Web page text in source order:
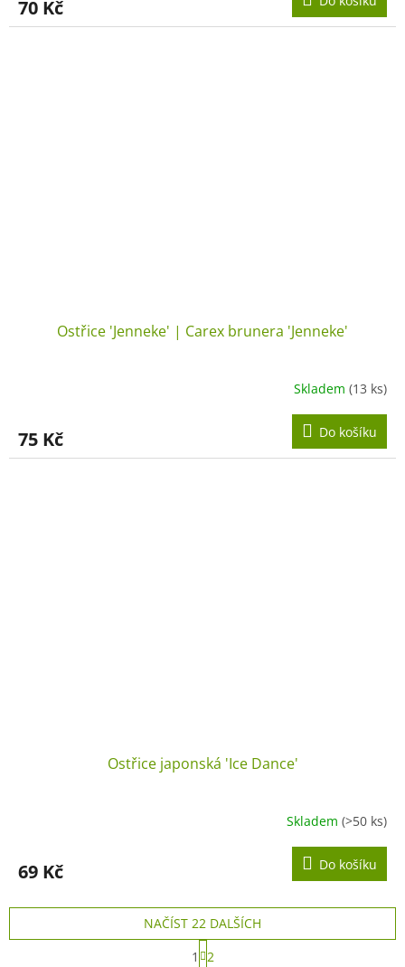
70 Kč
Ostřice 'Jenneke' | Carex brunera 'Jenneke'
Skladem (13 ks)
75 Kč Do košíku
Ostřice japonská 'Ice Dance'
Skladem (>50 ks)
69 Kč Do košíku
NAČÍST 22 DALŠÍCH
S
t
1
2